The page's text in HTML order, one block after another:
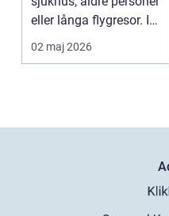
eller långa flygresor. I
verkligheten är d...
02 maj 2026